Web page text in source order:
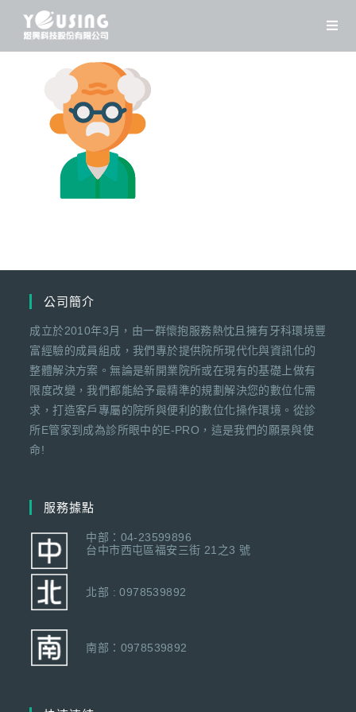
公司簡介
成立於2010年3月，由一群懷抱服務熱忱且擁有牙科環境豐
富經驗的成員組成，我們專於提供院所現代化與資訊化的
整體解決方案。無論是新開業院所或在現有的基礎上做有
限度改變，我們都能給予最精準的規劃解決您的數位化需
求，打造客戶專屬的院所與便利的數位化操作環境。從診
所E管家到成為診所眼中的E-PRO，這是我們的願景與使
命!
服務據點
中部：04-23599896
台中市西屯區福安三街 21之3 號
北部 : 0978539892
南部：0978539892